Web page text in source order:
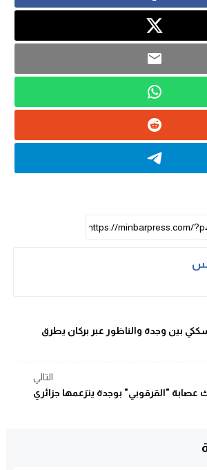
بين وجدة والناظور عبر بركان يطرق
التالي
عصابة "القرقوبي" بوجدة يتزعمها جزائري